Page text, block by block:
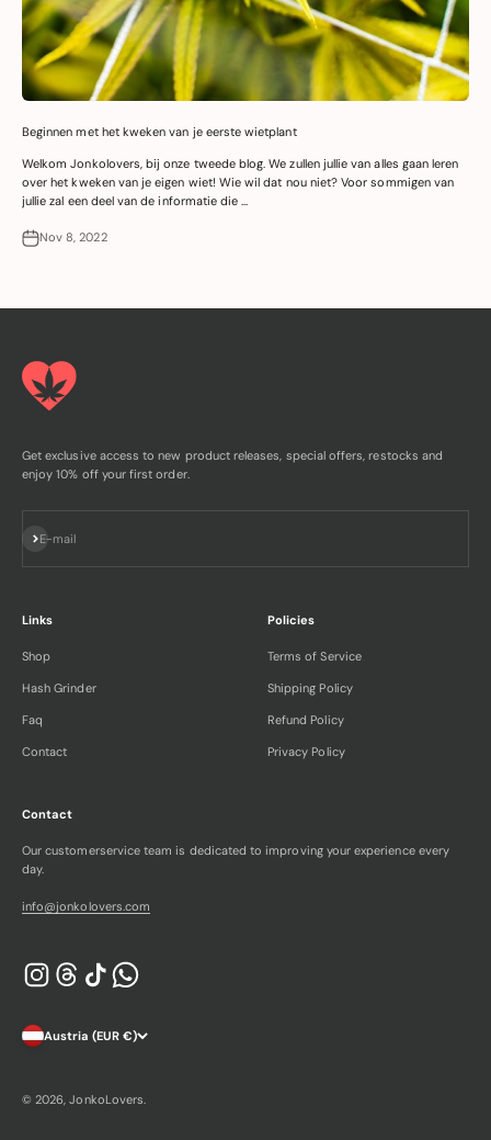
Beginnen met het kweken van je eerste wietplant
Welkom Jonkolovers, bij onze tweede blog. We zullen jullie van alles gaan leren
over het kweken van je eigen wiet! Wie wil dat nou niet? Voor sommigen van
jullie zal een deel van de informatie die ...
Nov 8, 2022
Get exclusive access to new product releases, special offers, restocks and
enjoy 10% off your first order.
E-mail
Subscribe
Links
Shop
Hash Grinder
Faq
Contact
Policies
Terms of Service
Shipping Policy
Refund Policy
Privacy Policy
Contact
Our customerservice team is dedicated to improving your experience every
day.
info@jonkolovers.com
Austria (EUR €)
© 2026, JonkoLovers.